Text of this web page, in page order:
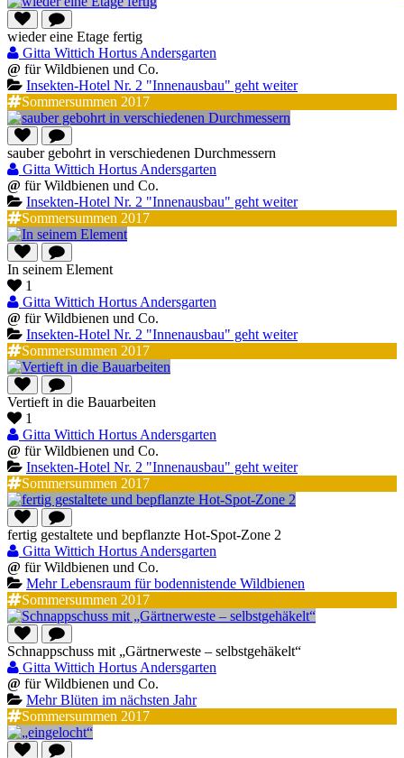
wieder eine Etage fertig
Gitta Wittich Hortus Andersgarten
@ für Wildbienen und Co.
Insekten-Hotel Nr. 2 "Innenausbau" geht weiter
Sommersummen 2017
sauber gebohrt in verschiedenen Durchmessern
Gitta Wittich Hortus Andersgarten
@ für Wildbienen und Co.
Insekten-Hotel Nr. 2 "Innenausbau" geht weiter
Sommersummen 2017
In seinem Element
1
Gitta Wittich Hortus Andersgarten
@ für Wildbienen und Co.
Insekten-Hotel Nr. 2 "Innenausbau" geht weiter
Sommersummen 2017
Vertieft in die Bauarbeiten
1
Gitta Wittich Hortus Andersgarten
@ für Wildbienen und Co.
Insekten-Hotel Nr. 2 "Innenausbau" geht weiter
Sommersummen 2017
fertig gestaltete und bepflanzte Hot-Spot-Zone 2
Gitta Wittich Hortus Andersgarten
@ für Wildbienen und Co.
Mehr Lebensraum für bodennistende Wildbienen
Sommersummen 2017
Schnappschuss mit „Gärtnerweste – selbstgehäkelt“
Gitta Wittich Hortus Andersgarten
@ für Wildbienen und Co.
Mehr Blüten im nächsten Jahr
Sommersummen 2017